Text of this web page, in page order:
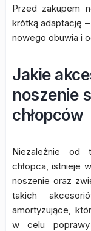
Przed zakupem
krótką adaptację
nowego obuwia i
Jakie
noszenie
chłopców
Niezależnie od
chłopca, istnieje
noszenie oraz
takich
amortyzujące,
w celu